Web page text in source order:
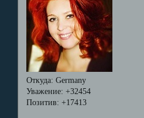
Откуда: Germany
Уважение: +32454
Позитив: +17413